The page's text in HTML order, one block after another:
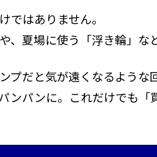
ではありません。
、夏場に使う「浮き輪」な
プだと気が遠くなるような
ンパンに。これだけでも「